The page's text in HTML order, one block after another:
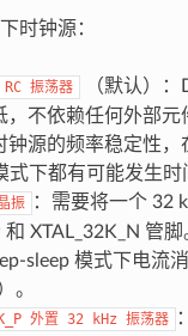
时钟源：
RC 振荡器
（默认）：
，不依赖任何外部元
钟源的频率稳定性，
式下都有可能发生时
振
：需要将一个 32
和 XTAL_32K_N 管
sleep 模式下电流
。
外置 32 kHz 振荡器